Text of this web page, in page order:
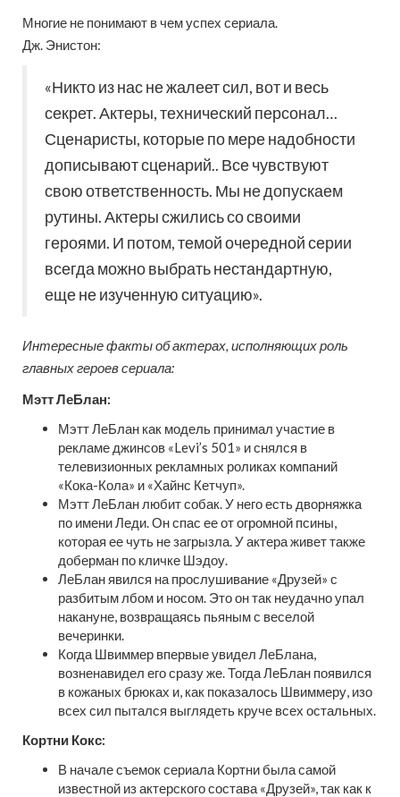
Многие не понимают в чем успех сериала.
Дж. Энистон:
«Никто из нас не жалеет сил, вот и весь
секрет. Актеры, технический персонал…
Сценаристы, которые по мере надобности
дописывают сценарий.. Все чувствуют
свою ответственность. Мы не допускаем
рутины. Актеры сжились со своими
героями. И потом, темой очередной серии
всегда можно выбрать нестандартную,
еще не изученную ситуацию».
Интересные факты об актерах, исполняющих роль
главных героев сериала:
Мэтт ЛеБлан:
Мэтт ЛеБлан как модель принимал участие в
рекламе джинсов «Levi’s 501» и снялся в
телевизионных рекламных роликах компаний
«Кока-Кола» и «Хайнс Кетчуп».
Мэтт ЛеБлан любит собак. У него есть дворняжка
по имени Леди. Он спас ее от огромной псины,
которая ее чуть не загрызла. У актера живет также
доберман по кличке Шэдоу.
ЛеБлан явился на прослушивание «Друзей» с
разбитым лбом и носом. Это он так неудачно упал
накануне, возвращаясь пьяным с веселой
вечеринки.
Когда Швиммер впервые увидел ЛеБлана,
возненавидел его сразу же. Тогда ЛеБлан появился
в кожаных брюках и, как показалось Швиммеру, изо
всех сил пытался выглядеть круче всех остальных.
Кортни Кокс:
В начале съемок сериала Кортни была самой
известной из актерского состава «Друзей», так как к